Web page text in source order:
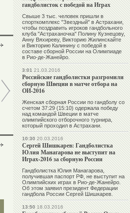
Абдулрашид
САДУЛАЕВ
Эмин
СЕФЕРШАЕВ
гандболисток с победой на Играх
Свыше 3 тыс. человек пришли в
спорткомплекс "Звездный" в Астрахани,
чтобы поздравить игроков гандбольного
клуба "Астраханочка" Полину Кузнецову,
Анну Вяхиреву, Викторию Жилинскайте
и Викторию Калинину с победой в
составе сборной России на Олимпиаде
в Рио-де-Жанейро.
3:0121.03.2016
Российские гандболистки разгромили
сборную Швеции в матче отбора на
ОИ-2016
Женская сборная России по гандболу со
счетом 37:29 (15:10) одержала победу
над командой Швеции в матче
олимпийского отборочного турнира,
который проходил в Астрахани.
10:3020.03.2016
Сергей Шишкарев: Гандболистка
Юлия Манагарова не выступит на
Играх-2016 за сборную России
Гандболистка Юлия Манагарова,
получившая паспорт РФ, не выступит на
Олимпийских играх в Рио-де-Жанейро.
Об этом заявил президент Федерации
гандбола России Сергей Шишкарев.
13:5018.03.2016